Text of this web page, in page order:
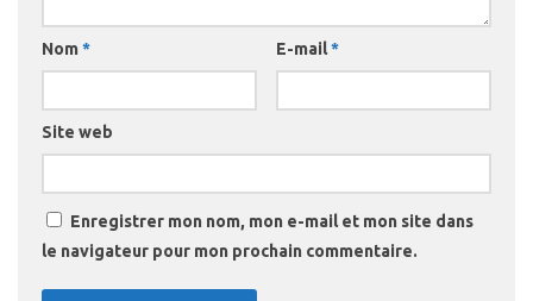
Nom * E-mail*
Site web
Enregistrer mon nom, mon e-mail et mon site dans
le navigateur pour mon prochain commentaire.